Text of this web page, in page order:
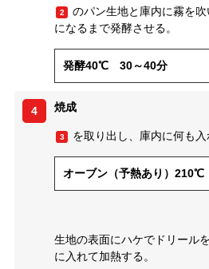
2 のパン生地と庫内に霧を吹
になるまで発酵させる。
発酵40℃ 30～40分
4 焼成
3 を取り出し、庫内に何も入
オーブン（予熱あり）210℃
生地の表面にハケでドリール
に入れて加熱する。